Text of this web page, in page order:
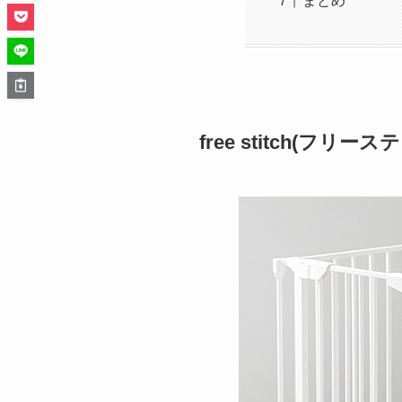
free stitch(フリース